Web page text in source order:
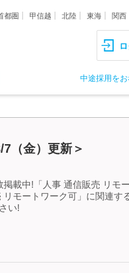
都圏 甲信越 北陸 東海 関西
中途採用を
（金）更新＞
載中!「人事 通信販売 リモ
モートワーク可」に関連す
い!